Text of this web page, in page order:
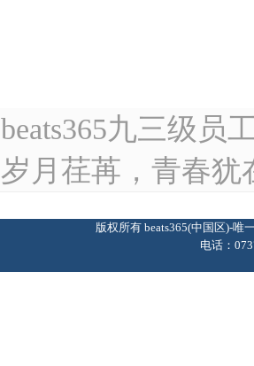
beats365九三级员
岁月荏苒，青春犹
版权所有 beats365(中国区)-
电话：